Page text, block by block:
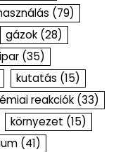
(79)
gázok (28)
ipar (35)
kutatás (15)
reakciók (33)
környezet (15)
(41)